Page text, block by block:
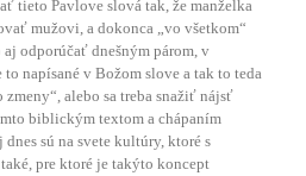
tieto Pavlove slová tak, že manželka
mužovi, a dokonca „vo všetkom“
aj odporúčať dnešným párom, v
to napísané v Božom slove a tak to teda
zmeny“, alebo sa treba snažiť nájsť
biblickým textom a chápaním
sú na svete kultúry, ktoré s
pre ktoré je takýto koncept